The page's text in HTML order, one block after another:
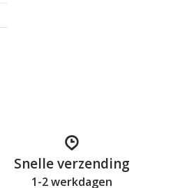
Snelle verzending
1-2 werkdagen